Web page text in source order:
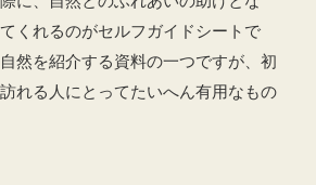
くれるのがセルフガイドシートで
然を紹介する資料の一つですが、初
れる人にとってたいへん有用なもの